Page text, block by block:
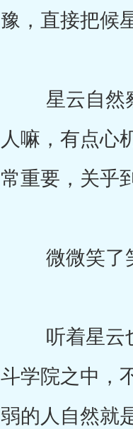
豫，直接把候
星云自然察
人嘛，有点心
常重要，关乎
微微笑了笑
听着星云也
斗学院之中，
弱的人自然就